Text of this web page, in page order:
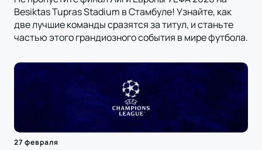
Besiktas Tupras Stadium в Стамбуле! Узнайте, как
две лучшие команды сразятся за титул, и станьте
частью этого грандиозного события в мире футбола.
27 февраля